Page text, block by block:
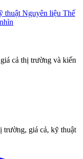
thuật Nguyên liệu Thế
cả thị trường và kiến
trường, giá cả, kỹ thuật